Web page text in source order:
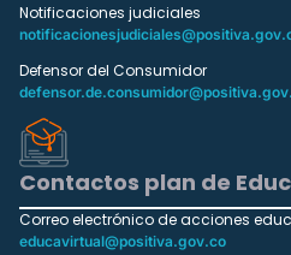
Notificaciones judiciales
Defensor del Consumidor
Contactos plan de
Correo electrónico de acciones
educavirtual@positiva.gov.co